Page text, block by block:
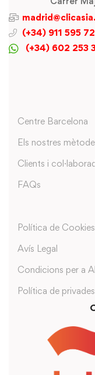
(+34) 911 595
(+34) 602 253
Centre Barcelona
Els nostres
Clients i
FAQs
Política de Cookies
Avís Legal
Condicions per a
Política de